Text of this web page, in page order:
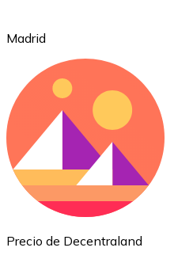
Ethereum
Madrid
Precio de Decentraland